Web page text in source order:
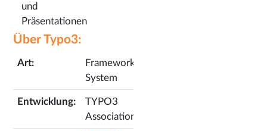
und
Präsentationen
Über Typo3:
Art:
Framework /
System
Entwicklung:
TYPO3
Association